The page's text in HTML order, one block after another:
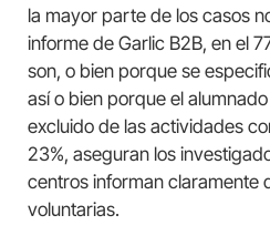
la mayor parte de los casos
informe de Garlic B2B, en el
son, o bien porque se
así o bien porque el
excluido de las actividades
23%, aseguran los
centros informan claramente
voluntarias.